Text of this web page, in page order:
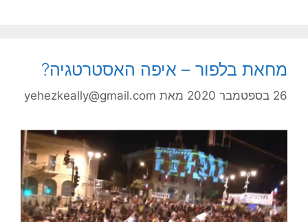
מחאת בלפור – איפה האסטרטגיה?
26 בספטמבר 2020 מאת yehezkeally@gmail.com